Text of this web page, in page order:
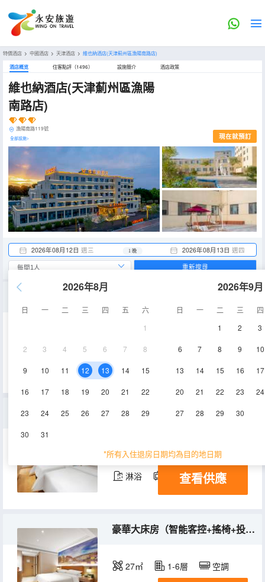
特價酒店 > 中國酒店 > 天津酒店 > 維也納酒店(天津薊州區漁陽南路店)
酒店概览 住客點評（1496） 設施簡介 酒店政策
維也納酒店(天津薊州區漁陽
南路店)
漁陽南路119號
全部設施> 現在就預訂
2026年08月12日 週三 2026年08月13日 週四
1 晚
2026年8月
日 一 二 三 四 五
六
1
2 3 4 5 6 7 8
9 10 11 12 13 14 15
16 17 18 19 20 21 22
23 24 25 26 27 28 29
30 31
2026年9月
日 一 二 三
四
1
2 3
6 7 8 9 10
13 14 15 16 17
20 21 22 23 24
27 28 29 30
*所有入住退房日期均為目的地日期
重新搜尋
空調
20-22㎡ 1-6層
淋浴 電視機
查看供應
豪華大床房（智能客控+搖椅+投屏電視+小冰箱）
27㎡ 1-6層 空調